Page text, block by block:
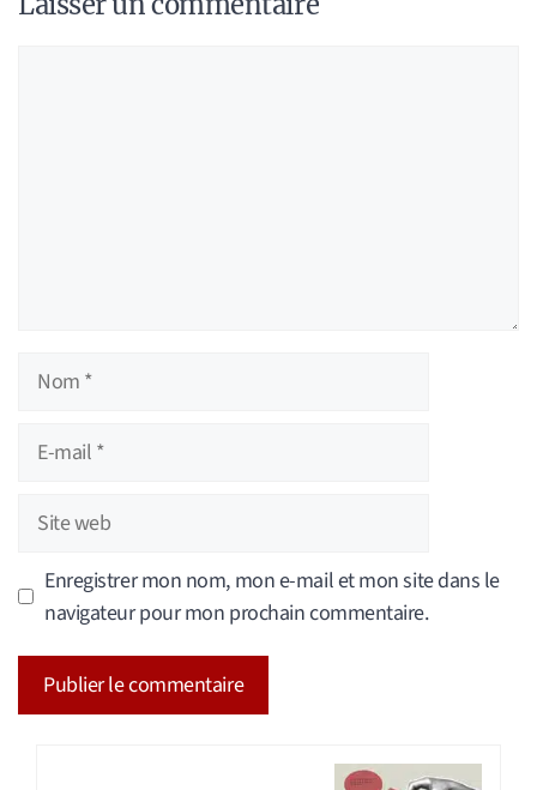
Nom
Site
web
Enregistrer mon nom, mon e-mail et mon site dans le
navigateur pour mon prochain commentaire.